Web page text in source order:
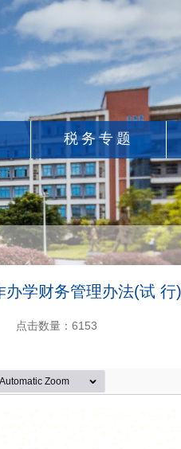
税务专题
学财务管理办法(试 行
点击数量： 6153